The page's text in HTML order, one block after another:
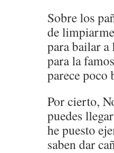
Sobre los
de
para bailar a
para la
parece poco
Por cierto,
puedes
he puesto
saben dar